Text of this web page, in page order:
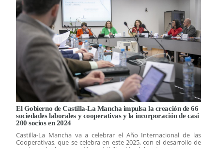
El Gobierno de Castilla-La Mancha impulsa la creación de 66
sociedades laborales y cooperativas y la incorporación de casi
200 socios en 2024
Castilla-La Mancha va a celebrar el Año Internacional de las
Cooperativas, que se celebra en este 2025, con el desarrollo de